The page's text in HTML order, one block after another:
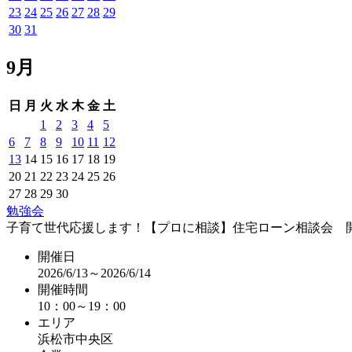
23 24 25 26 27 28 29
30 31
9月
日 月 火 水 木 金 土
1
2 3 4
5
6
7 8 9 10 11 12
13 14 15 16 17 18 19
20 21 22 23 24 25 26
27 28 29 30
勉強会
子育て世代応援します！【プロに相談】住宅ローン相談会
開催日
2026/6/13～2026/6/14
開催時間
10：00～19：00
エリア
浜松市中央区